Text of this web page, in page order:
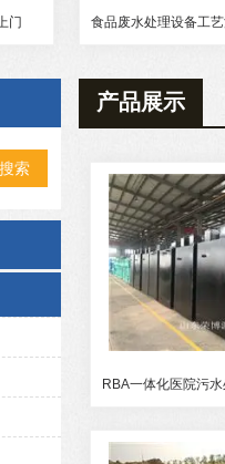
产品展示